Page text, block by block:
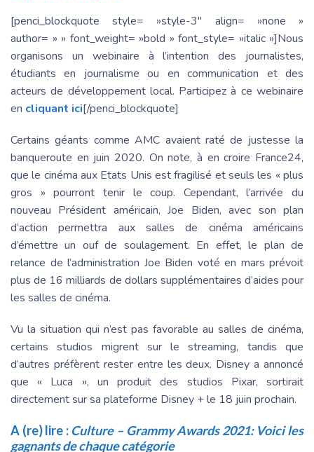
[penci_blockquote style= »style-3″ align= »none »
author= » » font_weight= »bold » font_style= »italic »]Nous
organisons un webinaire à l’intention des journalistes,
étudiants en journalisme ou en communication et des
acteurs de développement local. Participez à ce webinaire
en cliquant ici[/penci_blockquote]
Certains géants comme AMC avaient raté de justesse la
banqueroute en juin 2020. On note, à en croire France24,
que le cinéma aux Etats Unis est fragilisé et seuls les « plus
gros » pourront tenir le coup. Cependant, l’arrivée du
nouveau Président américain, Joe Biden, avec son plan
d’action permettra aux salles de cinéma américains
d’émettre un ouf de soulagement. En effet, le plan de
relance de l’administration Joe Biden voté en mars prévoit
plus de 16 milliards de dollars supplémentaires d’aides pour
les salles de cinéma.
Vu la situation qui n’est pas favorable au salles de cinéma,
certains studios migrent sur le streaming, tandis que
d’autres préfèrent rester entre les deux. Disney a annoncé
que « Luca », un produit des studios Pixar, sortirait
directement sur sa plateforme Disney + le 18 juin prochain.
A (re) lire : Culture – Grammy Awards 2021: Voici les
gagnants de chaque catégorie